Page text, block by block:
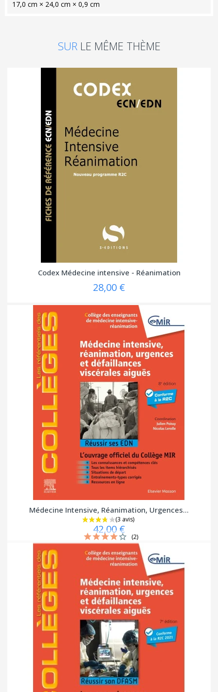
17,0 cm × 24,0 cm × 0,9 cm
SUR LE MÊME THÈME
Codex Médecine intensive - Réanimation
28,00 €
Médecine Intensive, Réanimation, Urgences...
42,00 €
(2)